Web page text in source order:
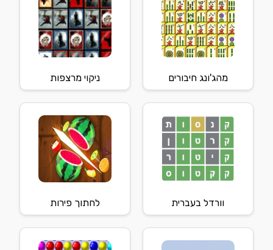
מהג'ונג חיבורים ניקוי מרצפות
וורדל בעברית לחתוך פירות